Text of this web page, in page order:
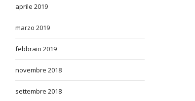
aprile 2019
marzo 2019
febbraio 2019
novembre 2018
settembre 2018